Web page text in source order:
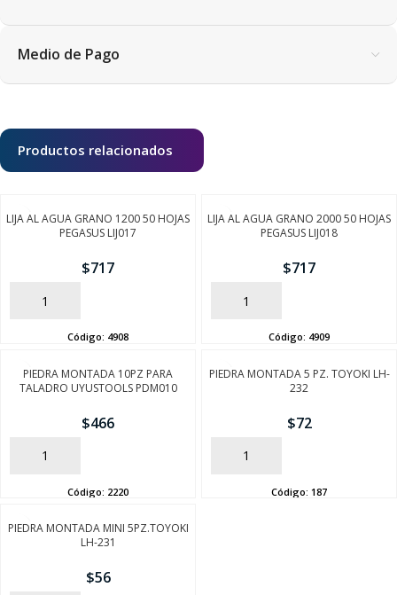
Medio de Pago
Productos relacionados
LIJA AL AGUA GRANO 1200 50 HOJAS
PEGASUS LIJ017
$717
AÑADIR
Código: 4908
LIJA AL AGUA GRANO 2000 50 HOJAS
PEGASUS LIJ018
$717
AÑADIR
Código: 4909
PIEDRA MONTADA 10PZ PARA
TALADRO UYUSTOOLS PDM010
$466
AÑADIR
Código: 2220
PIEDRA MONTADA 5 PZ. TOYOKI LH-
232
$72
AÑADIR
Código: 187
PIEDRA MONTADA MINI 5PZ.TOYOKI
LH-231
$56